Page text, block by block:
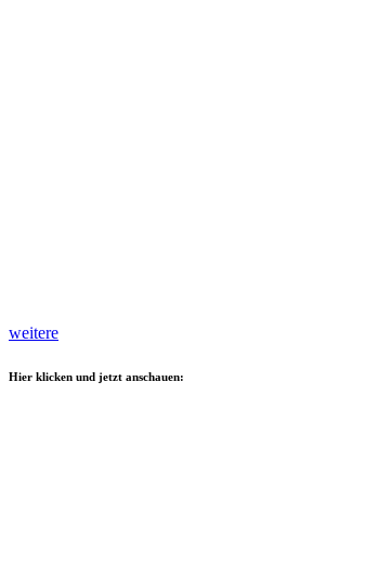
weitere
Hier klicken und jetzt anschauen: